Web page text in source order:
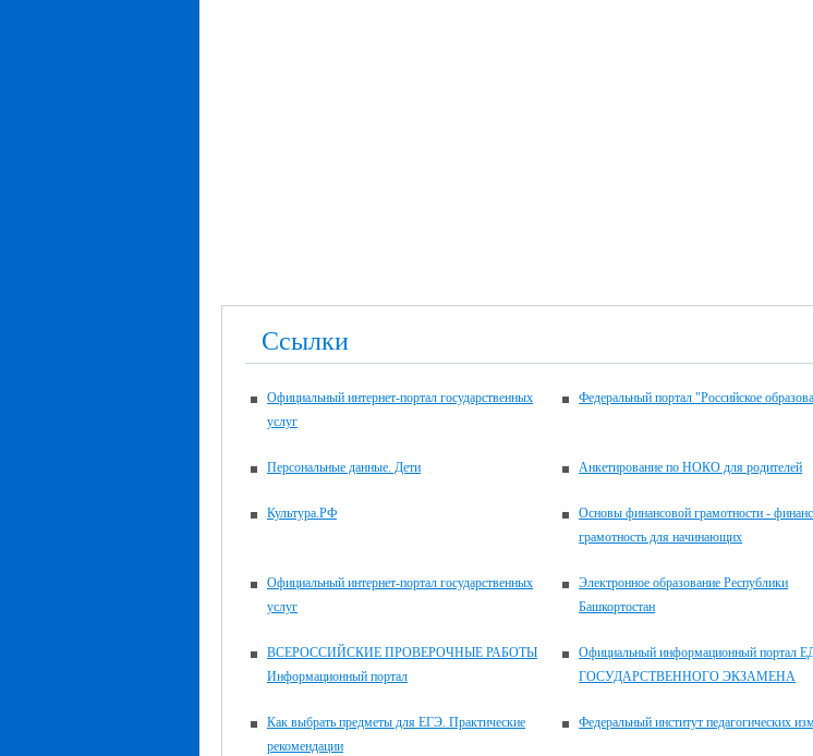
Ссылки
Официальный интернет-портал государственных
услуг
Федеральный портал "Российское
Персональные данные. Дети Анкетирование по НОКО для родителей
Культура.РФ
Основы финансовой грамотности -
грамотность для начинающих
Официальный интернет-портал государственных
услуг
Электронное образование Республики
Башкортостан
ВСЕРОССИЙСКИЕ ПРОВЕРОЧНЫЕ РАБОТЫ
Информационный портал
Официальный информационный портал
ГОСУДАРСТВЕННОГО ЭКЗАМЕНА
Как выбрать предметы для ЕГЭ. Практические
рекомендации
Федеральный институт педагогических